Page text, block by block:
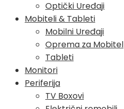
Optički Uređaji
Mobiteli & Tableti
Mobilni Uređaji
Oprema za Mobitel
Tableti
Monitori
Periferija
TV Boxovi